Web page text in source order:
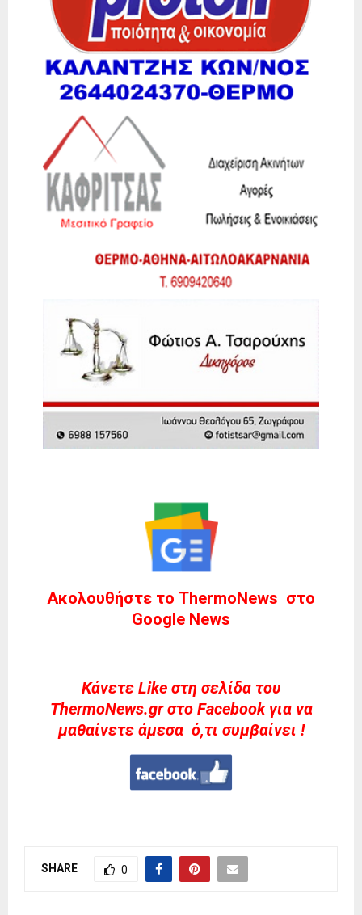
Ακολουθήστε το ThermoNews στο
Google News
Kάνετε Like στη σελίδα του
ThermoNews.gr στο Facebook για να
μαθαίνετε άμεσα ό,τι συμβαίνει !
SHARE 0